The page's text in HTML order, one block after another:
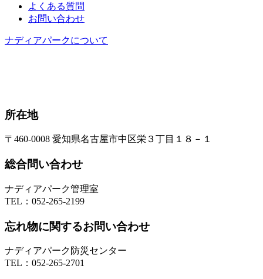
よくある質問
お問い合わせ
ナディアパークについて
所在地
〒460-0008 愛知県名古屋市中区栄３丁目１８－１
総合問い合わせ
ナディアパーク管理室
TEL： 052-265-2199
忘れ物に関するお問い合わせ
ナディアパーク防災センター
TEL： 052-265-2701